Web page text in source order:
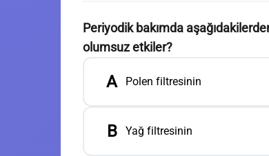
Periyodik bakımda
olumsuz etkiler?
A Polen filtresinin
B Yağ filtresinin